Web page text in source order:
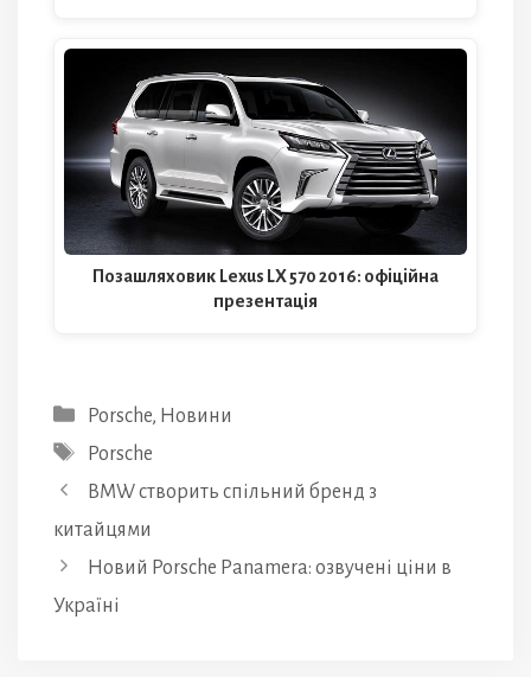
Позашляховик Lexus LX 570 2016: офіційна
презентація
Категорії
Porsche, Новини
Позначки
Porsche
BMW створить спільний бренд з
китайцями
Новий Porsche Panamera: озвучені ціни в
Україні